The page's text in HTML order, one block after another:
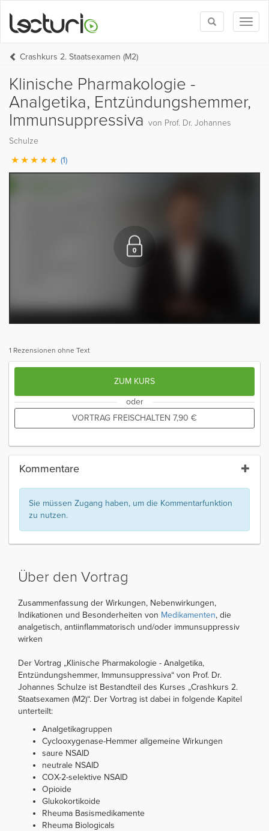
Toggle
search
Crashkurs 2. Staatsexamen (M2)
Klinische Pharmakologie -
Analgetika, Entzündungshemmer,
Immunsuppressiva von Prof. Dr. Johannes
Schulze
(1)
1 Rezensionen ohne Text
ZUM KURS
oder
VORTRAG FREISCHALTEN 7,90 €
Kommentare
Sie müssen Zugang haben, um die Kommentarfunktion
zu nutzen.
Über den Vortrag
Zusammenfassung der Wirkungen, Nebenwirkungen,
Indikationen und Besonderheiten von Medikamenten, die
analgetisch, antiinflammatorisch und/oder immunsuppressiv
wirken
Der Vortrag „Klinische Pharmakologie - Analgetika,
Entzündungshemmer, Immunsuppressiva“ von Prof. Dr.
Johannes Schulze ist Bestandteil des Kurses „Crashkurs 2.
Staatsexamen (M2)“. Der Vortrag ist dabei in folgende Kapitel
unterteilt:
Analgetikagruppen
Cyclooxygenase-Hemmer allgemeine Wirkungen
saure NSAID
neutrale NSAID
COX-2-selektive NSAID
Opioide
Glukokortikoide
Rheuma Basismedikamente
Rheuma Biologicals